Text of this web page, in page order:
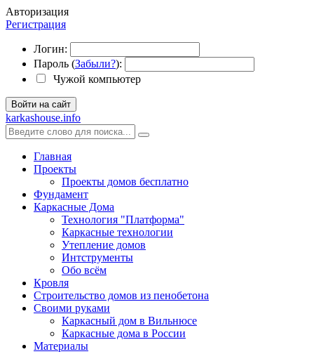
Авторизация
Регистрация
Логин:
Пароль (Забыли?):
Чужой компьютер
Войти на сайт
karkashouse.info
Главная
Проекты
Проекты домов бесплатно
Фундамент
Каркасные Дома
Технология "Платформа"
Каркасные технологии
Утепление домов
Интструменты
Обо всём
Кровля
Строительство домов из пенобетона
Своими руками
Каркасный дом в Вильнюсе
Каркасные дома в России
Материалы